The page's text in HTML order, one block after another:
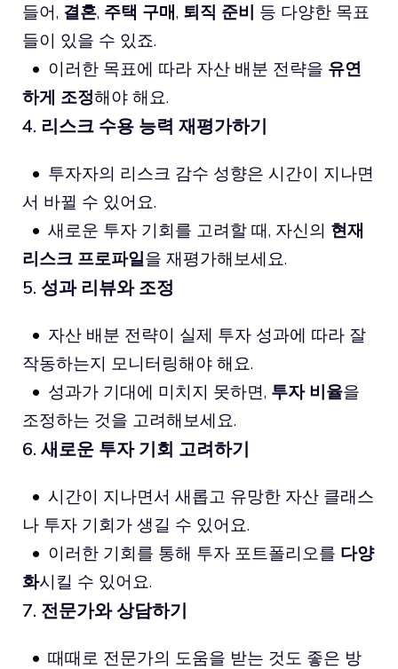
들어, 결혼, 주택 구매, 퇴직 준비 등 다양한 목표
들이 있을 수 있죠.
이러한 목표에 따라 자산 배분 전략을 유연
하게 조정해야 해요.
4. 리스크 수용 능력 재평가하기
투자자의 리스크 감수 성향은 시간이 지나면
서 바뀔 수 있어요.
새로운 투자 기회를 고려할 때, 자신의 현재
리스크 프로파일을 재평가해보세요.
5. 성과 리뷰와 조정
자산 배분 전략이 실제 투자 성과에 따라 잘
작동하는지 모니터링해야 해요.
성과가 기대에 미치지 못하면, 투자 비율을
조정하는 것을 고려해보세요.
6. 새로운 투자 기회 고려하기
시간이 지나면서 새롭고 유망한 자산 클래스
나 투자 기회가 생길 수 있어요.
이러한 기회를 통해 투자 포트폴리오를 다양
화시킬 수 있어요.
7. 전문가와 상담하기
때때로 전문가의 도움을 받는 것도 좋은 방